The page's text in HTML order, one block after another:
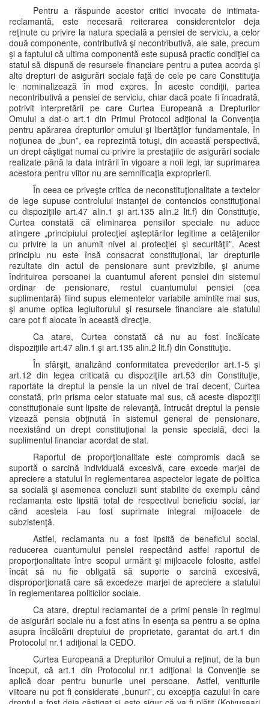
Pentru a răspunde acestor critici invocate de intimata-
reclamantă, este necesară reiterarea considerentelor deja
reţinute cu privire la natura specială a pensiei de serviciu, a celor
două componente, contributivă şi necontributivă, ale sale, precum
şi a faptului că ultima componentă este supusă practic condiţiei ca
statul să dispună de resursele financiare pentru a putea acorda şi
alte drepturi de asigurări sociale faţă de cele pe care Constituţia
le nominalizează în mod expres. În aceste condiţii, partea
necontributivă a pensiei de serviciu, chiar dacă poate fi încadrată,
potrivit interpretării pe care Curtea Europeană a Drepturilor
Omului a dat-o art.1 din Primul Protocol adiţional la Convenţia
pentru apărarea drepturilor omului şi libertăţilor fundamentale, în
noţiunea de „bun”, ea reprezintă totuşi, din această perspectivă,
un drept câştigat numai cu privire la prestaţiile de asigurări sociale
realizate până la data intrării în vigoare a noii legi, iar suprimarea
acestora pentru viitor nu are semnificaţia exproprierii.
În ceea ce priveşte critica de neconstituţionalitate a textelor
de lege supuse controlului instanţei de contencios constituţional
cu dispoziţiile art.47 alin.1 şi art.135 alin.2 lit.f) din Constituţie,
Curtea constată că eliminarea pensiilor speciale nu aduce
atingere „principiului protecţiei aşteptărilor legitime a cetăţenilor
cu privire la un anumit nivel al protecţiei şi securităţii”. Acest
principiu nu este însă consacrat constituţional, iar drepturile
rezultate din actul de pensionare sunt previzibile, şi anume
îndrituirea persoanei la cuantumul aferent pensiei din sistemul
ordinar de pensionare, restul cuantumului pensiei (cea
suplimentară) fiind supus elementelor variabile amintite mai sus,
şi anume optica legiuitorului şi resursele financiare ale statului
care pot fi alocate în această direcţie.
Ca atare, Curtea constată că nu au fost încălcate
dispoziţiile art.47 alin.1 şi art.135 alin.2 lit.f) din Constituţie.
În sfârşit, analizând conformitatea prevederilor art.1-5 şi
art.12 din legea criticată cu dispoziţiile art.53 din Constituţie,
raportate la dreptul la pensie la un nivel de trai decent, Curtea
constată, prin prisma celor statuate mai sus, că aceste dispoziţii
constituţionale sunt lipsite de relevanţă, întrucât dreptul la pensie
vizează pensia obţinută în sistemul general de pensionare,
neexistând un drept constituţional la pensie specială, deci la
suplimentul financiar acordat de stat.
Raportul de proporţionalitate este compromis dacă se
suportă o sarcină individuală excesivă, care excede marjei de
apreciere a statului în reglementarea aspectelor legate de politica
sa socială şi asemenea concluzii sunt stabilite de exemplu când
reclamanta este lipsită total de respectivul beneficiu social, iar
când acesteia i-au fost suprimate integral mijloacele de
subzistenţă.
Astfel, reclamanta nu a fost lipsită de beneficiul social,
reducerea cuantumului pensiei respectând astfel raportul de
proporţionalitate între scopul urmărit şi mijloacele folosite, astfel
încât să nu fie obligată să suporte o sarcină excesivă,
disproporţionată care să excedeze marjei de apreciere a statului
în reglementarea politicilor sociale.
Ca atare, dreptul reclamantei de a primi pensie în regimul
de asigurări sociale nu a fost atins în esenţa sa pentru a se opina
asupra încălcării dreptului de proprietate, garantat de art.1 din
Protocolul nr.1 adiţional la CEDO.
Curtea Europeană a Drepturilor Omului a reţinut, de la bun
început, că art.1 din Protocolul nr.1 adiţional la Convenţie se
aplică doar pentru bunurile unei persoane. Astfel, veniturile
viitoare nu pot fi considerate „bunuri”, cu excepţia cazului în care